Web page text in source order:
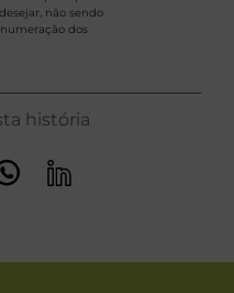
não sendo
dos
história